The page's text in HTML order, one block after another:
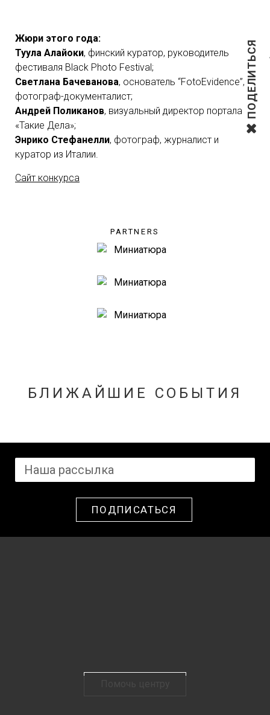
ПОДЕЛИТЬСЯ
Жюри этого года:
Туула Алайоки, финский куратор, руководитель
фестиваля Black Photo Festival;
Светлана Бачеванова, основатель “FotoEvidence”,
фотограф-документалист;
Андрей Поликанов, визуальный директор портала
«Такие Дела»;
Энрико Стефанелли, фотограф, журналист и
куратор из Италии.
Сайт конкурса
PARTNERS
БЛИЖАЙШИЕ СОБЫТИЯ
ПОДПИСАТЬСЯ